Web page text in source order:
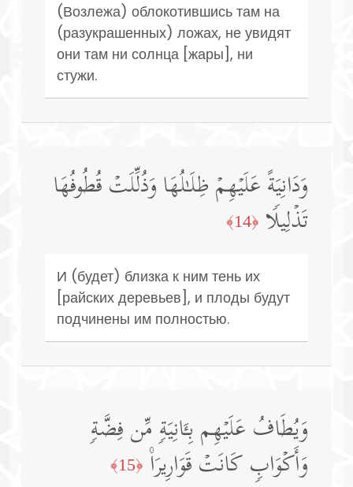
(Возлежа) облокотившись там на
(разукрашенных) ложах, не увидят
они там ни солнца [жары], ни
стужи.
وَدَانِیَةً عَلَیۡهِمۡ ظِلَـٰلُهَا وَذُلِّلَتۡ قُطُوفُهَا
تَذۡلِیلࣰا ﴿14﴾
И (будет) близка к ним тень их
[райских деревьев], и плоды будут
подчинены им полностью.
وَیُطَافُ عَلَیۡهِم بِـَٔانِیَةࣲ مِّن فِضَّةࣲ
وَأَكۡوَابࣲ كَانَتۡ قَوَارِیرَا۠ ﴿15﴾